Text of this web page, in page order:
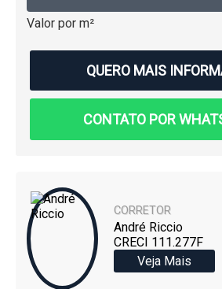
Valor por m²
QUERO MAIS
CONTATO POR
CORRETOR
André Riccio
CRECI 111.277F
Veja Mais